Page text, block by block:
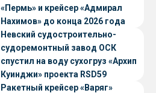
«Пермь» и крейсер «Адмирал
Нахимов» до конца 2026 года
Невский судостроительно-
судоремонтный завод ОСК
спустил на воду сухогруз «Архип
Куинджи» проекта RSD59
Ракетный крейсер «Варяг»